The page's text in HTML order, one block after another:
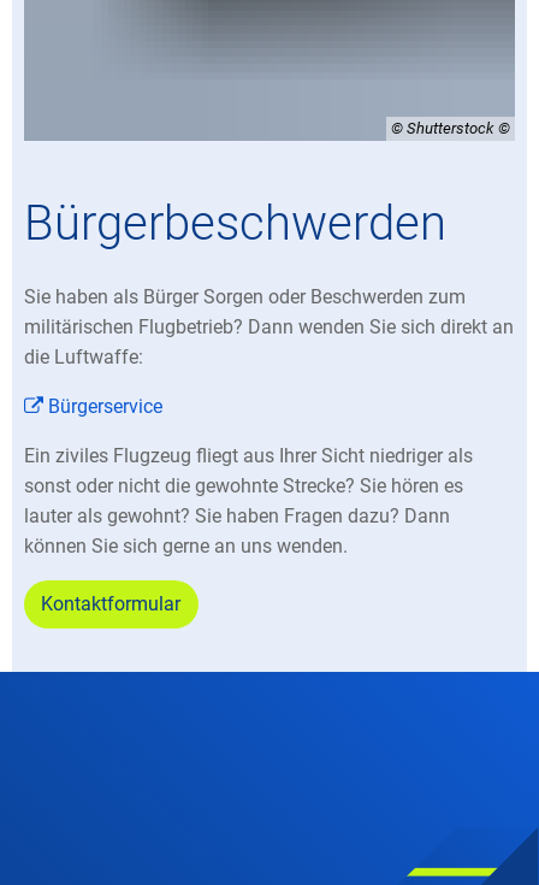
© Shutterstock
Bürgerbeschwerden
Sie haben als Bürger Sorgen oder Beschwerden zum
militärischen Flugbetrieb? Dann wenden Sie sich direkt an
die Luftwaffe:
Bürgerservice
Ein ziviles Flugzeug fliegt aus Ihrer Sicht niedriger als
sonst oder nicht die gewohnte Strecke? Sie hören es
lauter als gewohnt? Sie haben Fragen dazu? Dann
können Sie sich gerne an uns wenden.
Kontaktformular